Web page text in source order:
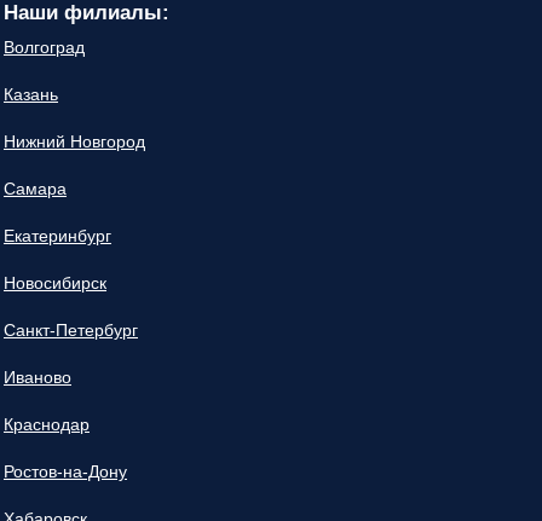
Наши филиалы:
Волгоград
Казань
Нижний Новгород
Самара
Екатеринбург
Новосибирск
Санкт-Петербург
Иваново
Краснодар
Ростов-на-Дону